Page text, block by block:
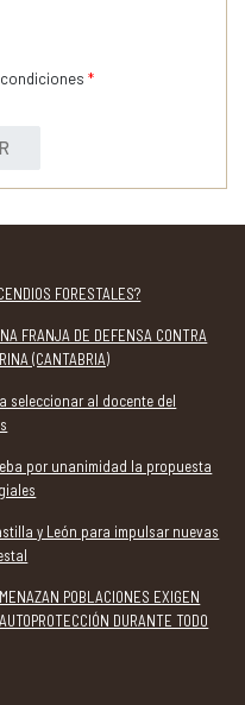
*
FORESTALES?
FRANJA DE DEFENSA CONTRA
(CANTABRIA)
seleccionar al docente del
por unanimidad la propuesta
y León para impulsar nuevas
POBLACIONES EXIGEN
DURANTE TODO